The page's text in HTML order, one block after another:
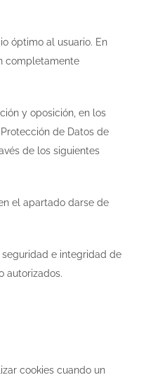
óptimo al usuario. En
completamente
y oposición, en los
de Datos de
de los siguientes
el apartado darse de
e integridad de
autorizados.
cookies cuando un